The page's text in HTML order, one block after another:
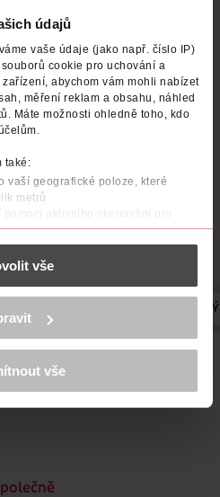
údajů
vaše údaje (jako např. číslo IP)
cookie pro uchování a
abychom vám mohli nabízet
měření reklam a obsahu, náhled
Máte možnosti ohledně toho, kdo
také:
vaší geografické poloze, které
metrů
aktivního skenování pro
prstu)
vaše osobní údaje, a nastavte
. Svůj souhlas můžete kdykoliv
obsahu a reklam, funkcí sociálních
mohou nést osobní údaje.
osobních údajů.
o cookies<
vše
vše
příjemná třpytivá rtěnka s SPF
zářením. Obsahuje